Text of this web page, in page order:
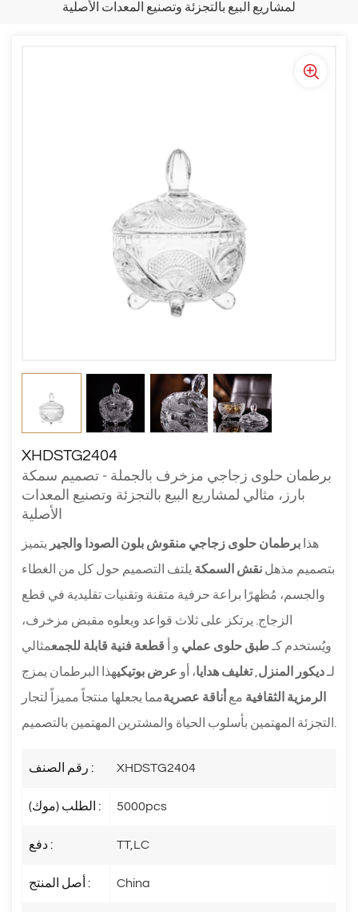
لمشاريع البيع بالتجزئة وتصنيع المعدات الأصلية
XHDSTG2404
برطمان حلوى زجاجي مزخرف بالجملة - تصميم سمكة
بارز، مثالي لمشاريع البيع بالتجزئة وتصنيع المعدات
الأصلية
هذا برطمان حلوى زجاجي منقوش بلون الصودا والجير يتميز
بتصميم مذهل نقش السمكة يلتف التصميم حول كل من الغطاء
والجسم، مُظهرًا براعة حرفية متقنة وتقنيات تقليدية في قطع
الزجاج. يرتكز على ثلاث قواعد ويعلوه مقبض مزخرف،
ويُستخدم كـطبق حلوى عملي و أ قطعة فنية قابلة للجمعمثالي
لـديكور المنزل,تغليف هدايا، أو عرض بوتيكيهذا البرطمان يمزج
الرمزية الثقافية مع أناقة عصريةمما يجعلها منتجاً مميزاً لتجار
التجزئة المهتمين بأسلوب الحياة والمشترين المهتمين بالتصميم.
رقم الصنف : XHDSTG2404
الطلب (موك) : 5000pcs
دفع : TT,LC
أصل المنتج : China